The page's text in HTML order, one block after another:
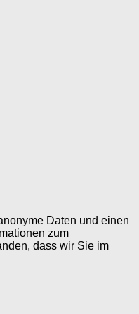
Daten und einen
zum
dass wir Sie im